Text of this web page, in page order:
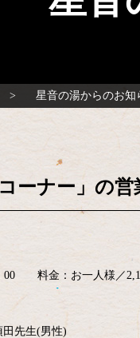
星音の湯からのお知
ーナー」の営
00 料金：お一人様／
先生(男性)